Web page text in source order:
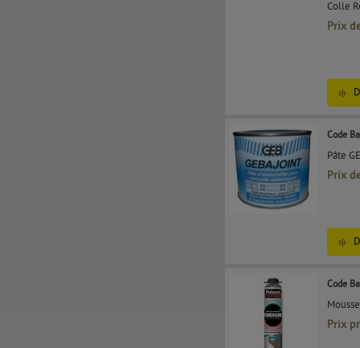
Colle
Prix
Code
Pâte
Prix
Code
Prix